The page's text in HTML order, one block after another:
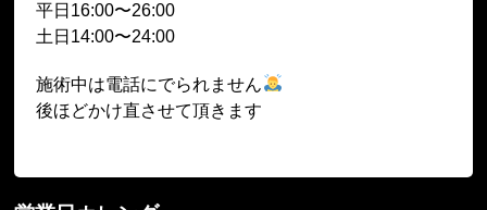
平日16:00〜26:00
土日14:00〜24:00
施術中は電話にでられません
後ほどかけ直させて頂きます